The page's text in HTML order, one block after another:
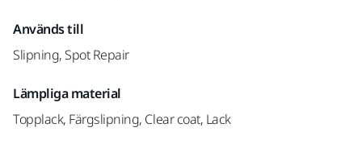
Används till
Slipning, Spot Repair
Lämpliga material
Topplack, Färgslipning, Clear coat, Lack